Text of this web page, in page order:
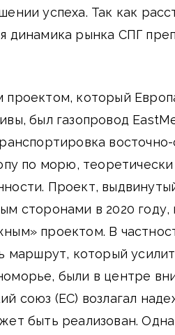
успеха. Так как
динамика рынка СПГ
который
был газопровод
по морю,
Проект,
сторонами в 2020
проектом. В
маршрут, который
были в центре
союз (ЕС) возлагал
быть реализован.